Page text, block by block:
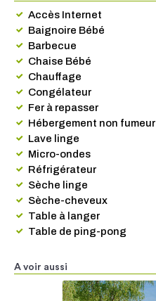
Accès Internet
Baignoire Bébé
Barbecue
Chaise Bébé
Chauffage
Congélateur
Fer à repasser
Hébergement non fumeur
Lave linge
Micro-ondes
Réfrigérateur
Sèche linge
Sèche-cheveux
Table à langer
Table de ping-pong
A voir aussi